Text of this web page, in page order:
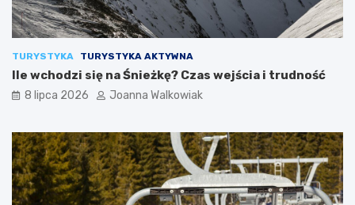
TURYSTYKA TURYSTYKA AKTYWNA
Ile wchodzi się na Śnieżkę? Czas wejścia i trudność
8 lipca 2026 Joanna Walkowiak